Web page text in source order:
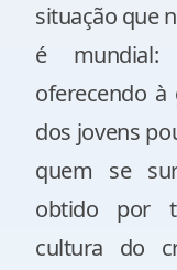
situação que
é mundial:
oferecendo
dos jovens
quem se
obtido por
cultura do